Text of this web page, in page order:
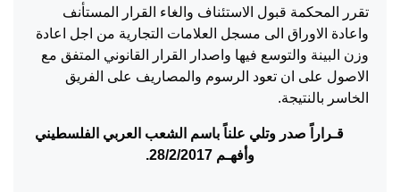
تقرر المحكمة قبول الاستئناف والغاء القرار المستأنف
واعادة الاوراق الى مسجل العلامات التجارية من اجل اعادة
وزن البينة والتوسع فيها واصدار القرار القانوني المتفق مع
الاصول على ان تعود الرسوم والمصاريف على الفريق
الخاسر بالنتيجة.
قـراراً صدر وتلي علناً باسم الشعب العربي الفلسطيني
وأفهـم